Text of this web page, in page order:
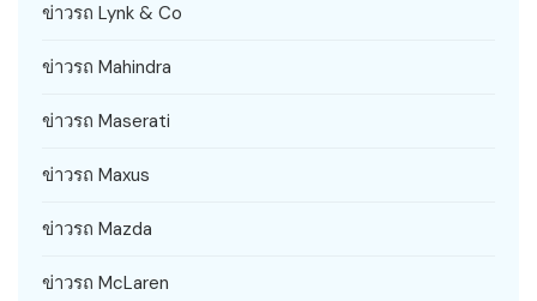
ข่าวรถ Lynk & Co
ข่าวรถ Mahindra
ข่าวรถ Maserati
ข่าวรถ Maxus
ข่าวรถ Mazda
ข่าวรถ McLaren